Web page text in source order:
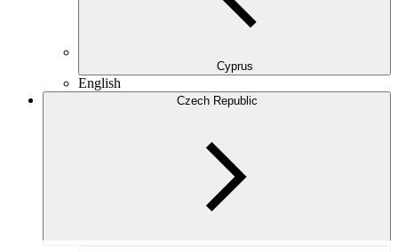
Cyprus
English
Czech Republic